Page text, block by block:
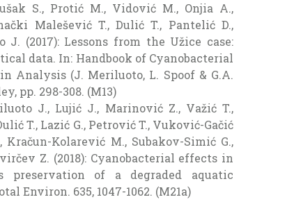
S., Protić M., Vidović M., Onjia A.,
Malešević T., Dulić T., Pantelić D.,
(2017): Lessons from the Užice case:
data. In: Handbook of Cyanobacterial
Analysis (J. Meriluoto, L. Spoof & G.A.
pp. 298-308. (M13)
J., Lujić J., Marinović Z., Važić T.,
T., Lazić G., Petrović T., Vuković-Gačić
Kračun-Kolarević M., Subakov-Simić G.,
Z. (2018): Cyanobacterial effects in
preservation of a degraded aquatic
Environ. 635, 1047-1062. (M21a)